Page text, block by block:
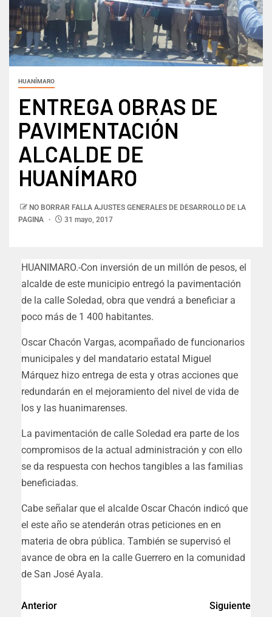
HUANÍMARO
ENTREGA OBRAS DE
PAVIMENTACIÓN
ALCALDE DE
HUANÍMARO
NO BORRAR FALLA AJUSTES GENERALES DE DESARROLLO DE LA
PAGINA
31 mayo, 2017
HUANIMARO.-Con inversión de un millón de pesos, el
alcalde de este municipio entregó la pavimentación
de la calle Soledad, obra que vendrá a beneficiar a
poco más de 1 400 habitantes.
Oscar Chacón Vargas, acompañado de funcionarios
municipales y del mandatario estatal Miguel
Márquez hizo entrega de esta y otras acciones que
redundarán en el mejoramiento del nivel de vida de
los y las huanimarenses.
La pavimentación de calle Soledad era parte de los
compromisos de la actual administración y con ello
se da respuesta con hechos tangibles a las familias
beneficiadas.
Cabe señalar que el alcalde Oscar Chacón indicó que
el este año se atenderán otras peticiones en en
materia de obra pública. También se supervisó el
avance de obra en la calle Guerrero en la comunidad
de San José Ayala.
Anterior
Siguiente